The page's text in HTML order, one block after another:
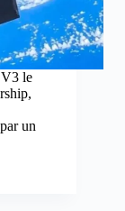
V3 le
un